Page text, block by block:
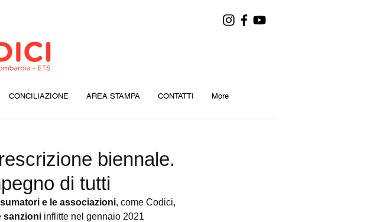
CONCILIAZIONE AREA STAMPA CONTATTI More
biennale.
di tutti
e le associazioni, come Codici,
sanzioni inflitte nel gennaio 2021